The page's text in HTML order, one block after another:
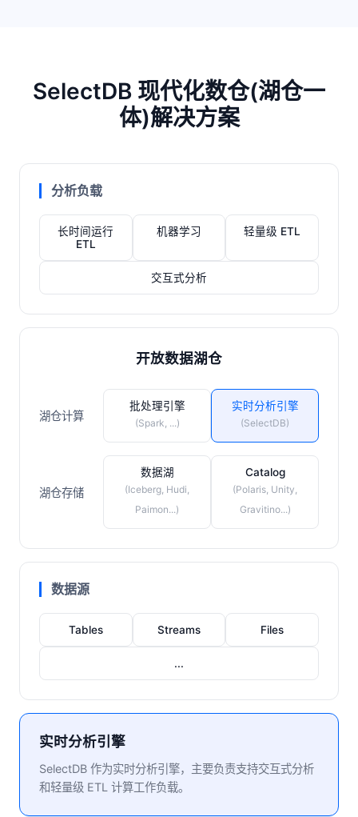
SelectDB 现代化数仓(湖仓一
体)解决方案
分析负载
长时间运行
ETL
机器学习 轻量级 ETL
交互式分析
开放数据湖仓
湖仓计算
批处理引擎
(Spark, ...)
实时分析引擎
(SelectDB)
湖仓存储
数据湖
(Iceberg, Hudi,
Paimon...)
Catalog
(Polaris, Unity,
Gravitino...)
数据源
Tables Streams Files
...
实时分析引擎
SelectDB 作为实时分析引擎，主要负责支持交互式分析
和轻量级 ETL 计算工作负载。